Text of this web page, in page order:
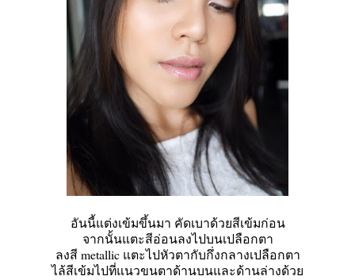
อันนี้แต่งเข้มขึ้นมา คัดเบาด้วยสีเข้มก่อน
จากนั้นแตะสีอ่อนลงไปบนเปลือกตา
ลงสี metallic แตะไปหัวตากับกึ่งกลางเปลือกตา
ไล้สีเข้มไปที่แนวขนตาด้านบนและด้านล่างด้วย